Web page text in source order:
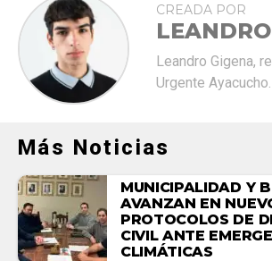
CREADA POR
Leandro Gigena,
Urgente Ayacucho.
Más Noticias
MUNICIPALIDAD Y
AVANZAN EN
PROTOCOLOS DE
CIVIL ANTE
CLIMÁTICAS